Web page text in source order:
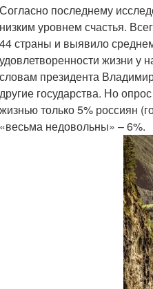
Согласно последнему
низким уровнем счастья.
44 страны и выявило
удовлетворенности жизни у
словам президента
другие государства. Но
жизнью только 5% россиян
«весьма недовольны» – 6%.